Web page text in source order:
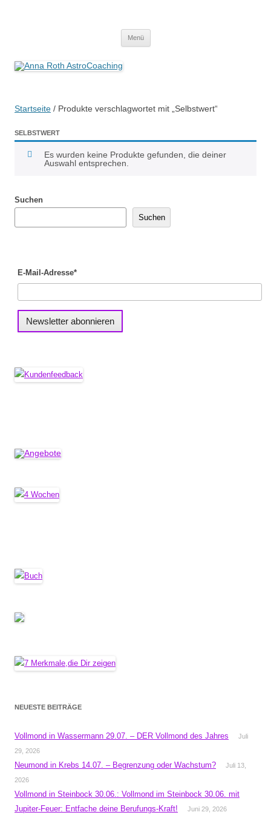
Menü
Startseite / Produkte verschlagwortet mit „Selbstwert“
SELBSTWERT
Es wurden keine Produkte gefunden, die deiner
Auswahl entsprechen.
Suchen
Suchen
E-Mail-Adresse*
NEUESTE BEITRÄGE
Vollmond in Wassermann 29.07. – DER Vollmond des Jahres
Juli
29, 2026
Neumond in Krebs 14.07. – Begrenzung oder Wachstum?
Juli 13,
2026
Vollmond in Steinbock 30.06.: Vollmond im Steinbock 30.06. mit
Jupiter-Feuer: Entfache deine Berufungs-Kraft!
Juni 29, 2026